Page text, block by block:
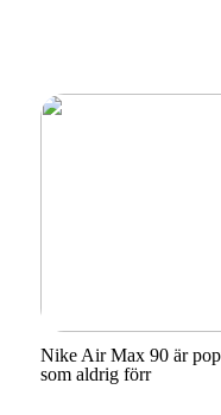
Nike Air Max 90 är
som aldrig förr